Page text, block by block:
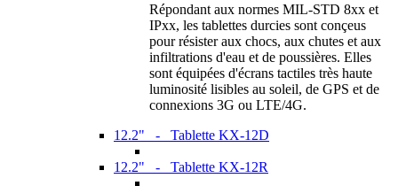
Répondant aux normes MIL-STD 8xx et
IPxx, les tablettes durcies sont conçeus
pour résister aux chocs, aux chutes et aux
infiltrations d'eau et de poussières. Elles
sont équipées d'écrans tactiles très haute
luminosité lisibles au soleil, de GPS et de
connexions 3G ou LTE/4G.
12.2" - Tablette KX-12D
12.2" - Tablette KX-12R